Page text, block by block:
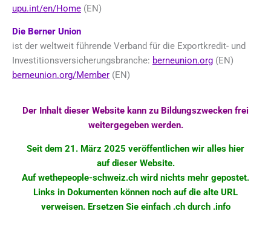
upu.int/en/Home (EN)
Die Berner Union
ist der weltweit führende Verband für die Exportkredit- und
Investitionsversicherungsbranche: berneunion.org (EN)
berneunion.org/Member (EN)
Der Inhalt dieser Website kann zu Bildungszwecken frei
weitergegeben werden.
Seit dem 21. März 2025 veröffentlichen wir alles hier
auf dieser Website.
Auf wethepeople-schweiz.ch wird nichts mehr gepostet.
Links in Dokumenten können noch auf die alte URL
verweisen. Ersetzen Sie einfach .ch durch .info